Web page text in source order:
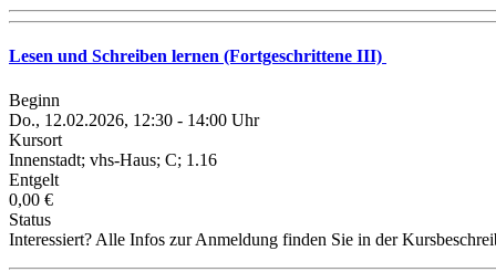
Lesen und Schreiben lernen (Fortgeschrittene III)
Beginn
Do., 12.02.2026, 12:30 - 14:00 Uhr
Kursort
Innenstadt; vhs-Haus; C; 1.16
Entgelt
0,00 €
Status
Interessiert? Alle Infos zur Anmeldung finden Sie in der